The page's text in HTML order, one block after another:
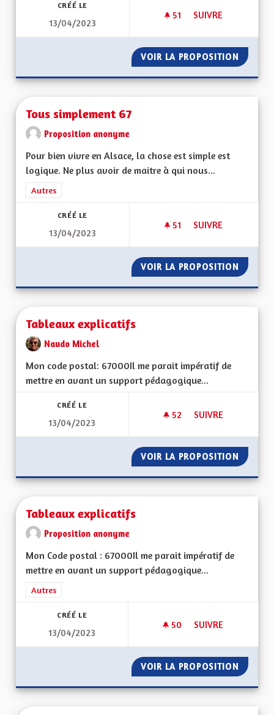
CRÉÉ LE
13/04/2023
51 51 ABONNÉS
SUIVRE
VOIR LA PROPOSITION LA
Tous simplement 67
Proposition anonyme
Pour bien vivre en Alsace, la chose est simple est
logique. Ne plus avoir de maitre à qui nous...
Filtrer les résultats de la catégorie : Autres
Autres
CRÉÉ LE
13/04/2023
51 51 ABONNÉS
SUIVRE
VOIR LA PROPOSITION TOUS
Tableaux explicatifs
Naudo Michel
Mon code postal: 67000 Il me parait impératif de
mettre en avant un support pédagogique...
CRÉÉ LE
13/04/2023
52 52 ABONNÉS
SUIVRE
VOIR LA PROPOSITION
Tableaux explicatifs
Proposition anonyme
Mon Code postal : 67000Il me parait impératif de
mettre en avant un support pédagogique...
Filtrer les résultats de la catégorie : Autres
Autres
CRÉÉ LE
13/04/2023
50 50 ABONNÉS
SUIVRE
VOIR LA PROPOSITION